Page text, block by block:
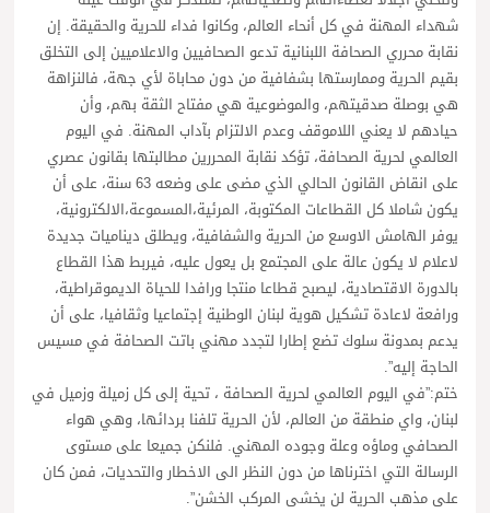
شهداء المهنة في كل أنحاء العالم، وكانوا فداء للحرية والحقيقة. إن
نقابة محرري الصحافة اللبنانية تدعو الصحافيين والاعلاميين إلى التخلق
بقيم الحرية وممارستها بشفافية من دون محاباة لأي جهة، فالنزاهة
هي بوصلة صدقيتهم، والموضوعية هي مفتاح الثقة بهم، وأن
حيادهم لا يعني اللاموقف وعدم الالتزام بآداب المهنة. في اليوم
العالمي لحرية الصحافة، تؤكد نقابة المحررين مطالبتها بقانون عصري
على انقاض القانون الحالي الذي مضى على وضعه 63 سنة، على أن
يكون شاملا كل القطاعات المكتوبة، المرئية،المسموعة،الالكترونية،
يوفر الهامش الاوسع من الحرية والشفافية، ويطلق ديناميات جديدة
لاعلام لا يكون عالة على المجتمع بل يعول عليه، فيربط هذا القطاع
بالدورة الاقتصادية، ليصبح قطاعا منتجا ورافدا للحياة الديموقراطية،
ورافعة لاعادة تشكيل هوية لبنان الوطنية إجتماعيا وثقافيا، على أن
يدعم بمدونة سلوك تضع إطارا لتجدد مهني باتت الصحافة في مسيس
الحاجة إليه”.
ختم:”في اليوم العالمي لحرية الصحافة ، تحية إلى كل زميلة وزميل في
لبنان، واي منطقة من العالم، لأن الحرية تلفنا بردائها، وهي هواء
الصحافي وماؤه وعلة وجوده المهني. فلنكن جميعا على مستوى
الرسالة التي اخترناها من دون النظر الى الاخطار والتحديات، فمن كان
على مذهب الحرية لن يخشى المركب الخشن”.